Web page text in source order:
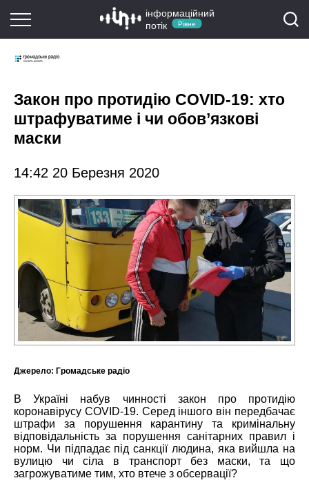
інформаційний
потік
Рівне
Закон про протидію COVID-19: хто
штрафуватиме і чи обов’язкові
маски
14:42 20 Березня 2020
Джерело: Громадське радіо
В Україні набув чинності закон про протидію
коронавірусу COVID-19. Серед іншого він передбачає
штрафи за порушення карантину та кримінальну
відповідальність за порушення санітарних правил і
норм. Чи підпадає під санкції людина, яка вийшла на
вулицю чи сіла в транспорт без маски, та що
загрожуватиме тим, хто втече з обсервації?